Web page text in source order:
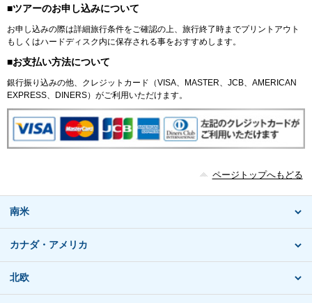
■ツアーのお申し込みについて
お申し込みの際は詳細旅行条件をご確認の上、旅行終了時までプリントアウト
もしくはハードディスク内に保存される事をおすすめします。
■お支払い方法について
銀行振り込みの他、クレジットカード（VISA、MASTER、JCB、AMERICAN
EXPRESS、DINERS）がご利用いただけます。
ページトップへもどる
南米
カナダ・アメリカ
北欧